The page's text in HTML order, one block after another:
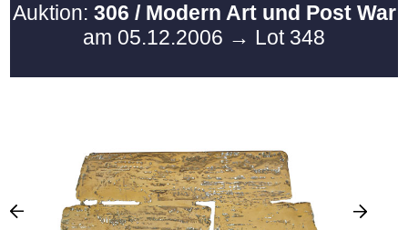
Auktion: 306 / Modern Art und Post War
am 05.12.2006 → Lot 348